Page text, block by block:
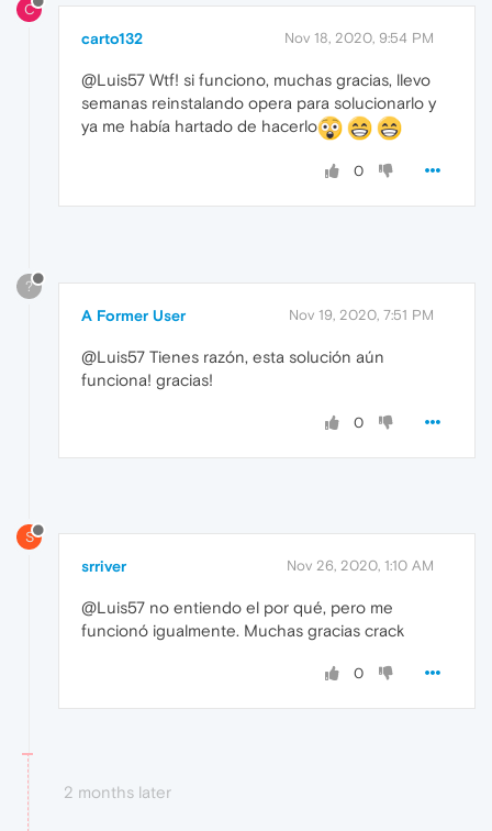
C
carto132 Nov 18, 2020, 9:54 PM
@Luis57 Wtf! si funciono, muchas gracias, llevo
semanas reinstalando opera para solucionarlo y
ya me había hartado de hacerlo
0
?
A Former User Nov 19, 2020, 7:51 PM
@Luis57 Tienes razón, esta solución aún
funciona! gracias!
0
S
srriver Nov 26, 2020, 1:10 AM
@Luis57 no entiendo el por qué, pero me
funcionó igualmente. Muchas gracias crack
0
2 months later